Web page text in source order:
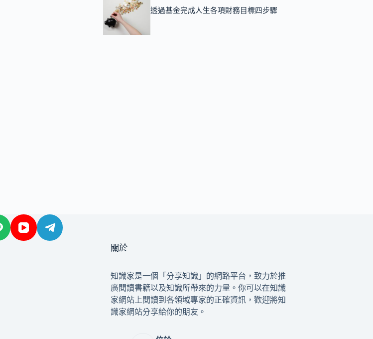
透過基金完成人生各項財務目標四步驟
關於
知識家是一個「分享知識」的網路平台，致力於推
廣閱讀書籍以及知識所帶來的力量。你可以在知識
家網站上閱讀到各領域專家的正確資訊，歡迎將知
識家網站分享給你的朋友。